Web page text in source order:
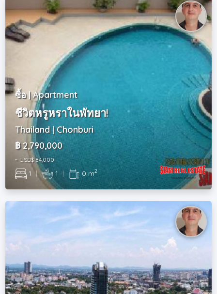
ซื้อ | Apartment
ชีวิตหรูหราในพัทยา!
Thailand | Chonburi
฿ 2,790,000
~ USD$ 84,000
1 | 1 | 0 m2